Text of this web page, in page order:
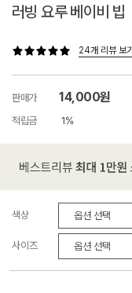
러빙 요루 베이비 빕
24개 리뷰 보기
판매가 14,000원
적립금 1%
색상
사이즈